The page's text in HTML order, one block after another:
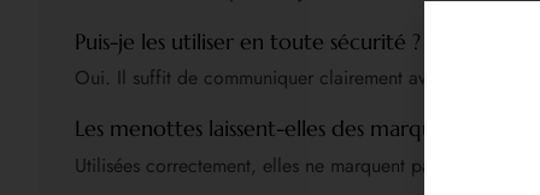
Puis-je les utiliser en toute sécurité ?
Oui. Il suffit de communiquer clairement avec ton/ta
Les menottes laissent-elles des marques ?
Utilisées correctement, elles ne marquent pas. Leur